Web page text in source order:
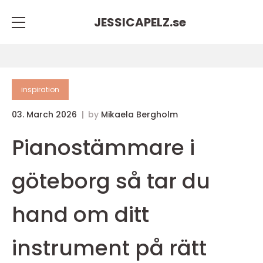
JESSICAPELZ.se
inspiration
03. March 2026 by Mikaela Bergholm
Pianostämmare i
göteborg så tar du
hand om ditt
instrument på rätt